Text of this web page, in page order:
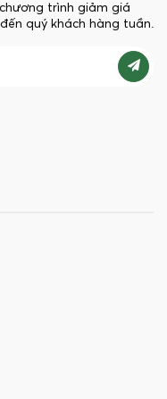
trình giảm giá
quý khách hàng tuần.